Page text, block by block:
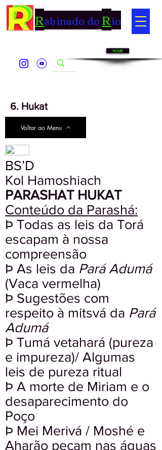
Rabinado doRio
HOME
6. Hukat
Voltar ao Menu
BS’D
Kol Hamoshiach
PARASHAT HUKAT
Conteúdo da Parashá:
Þ Todas as leis da Torá
escapam à nossa
compreensão
Þ As leis da Pará Adumá
(Vaca vermelha)
Þ Sugestões com
respeito à mitsvá da Pará
Adumá
Þ Tumá vetahará (pureza
e impureza)/ Algumas
leis de pureza ritual
Þ A morte de Miriam e o
desaparecimento do
Poço
Þ Mei Merivá / Moshé e
Aharão pecam nas águas